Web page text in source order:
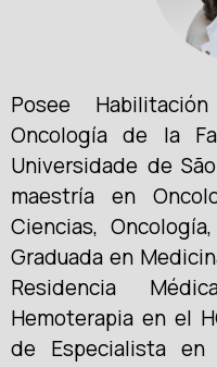
Posee
Oncología de la
Universidade de
maestría en
Ciencias,
Graduada en
Residencia
Hemoterapia en el
de Especialista en